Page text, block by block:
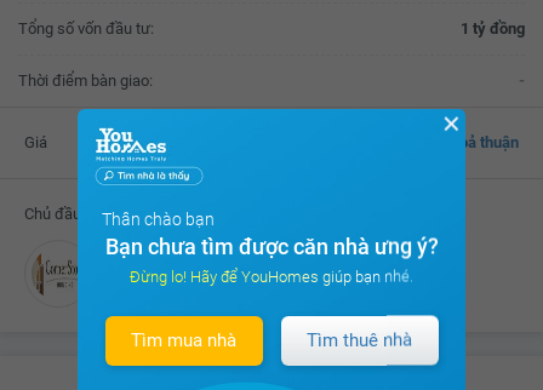
Tổng số vốn đầu tư: 1 tỷ đồng
Thời điểm bàn giao: -
Giá Thoả thuận
Chủ đầu tư
Công ty TNHH VIB - Ngô Gia Tự
✕
Thân chào bạn
Bạn chưa tìm được căn nhà ưng ý?
Đừng lo! Hãy để YouHomes giúp bạn nhé.
Tìm mua nhà Tìm thuê nhà